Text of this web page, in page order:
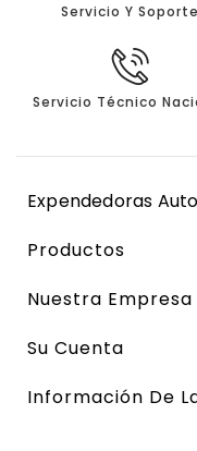
Servicio Y Soporte
Servicio Técnico
Expendedoras
Productos
Nuestra Empresa
Su Cuenta
Información De